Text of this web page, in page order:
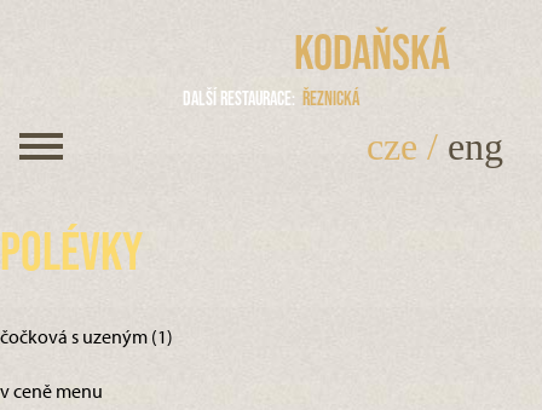
Kodaňská
Další restaurace Řeznická
cze / eng
Polévky
čočková s uzeným (1)
v ceně menu